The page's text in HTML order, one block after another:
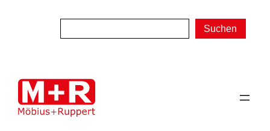
Suchen